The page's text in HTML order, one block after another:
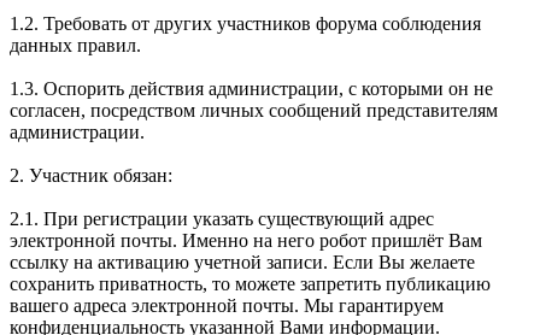
1.2. Требовать от других участников форума соблюдения
данных правил.
1.3. Оспорить действия администрации, с которыми он не
согласен, посредством личных сообщений представителям
администрации.
2. Участник обязан:
2.1. При регистрации указать существующий адрес
электронной почты. Именно на него робот пришлёт Вам
ссылку на активацию учетной записи. Если Вы желаете
сохранить приватность, то можете запретить публикацию
вашего адреса электронной почты. Мы гарантируем
конфиденциальность указанной Вами информации.